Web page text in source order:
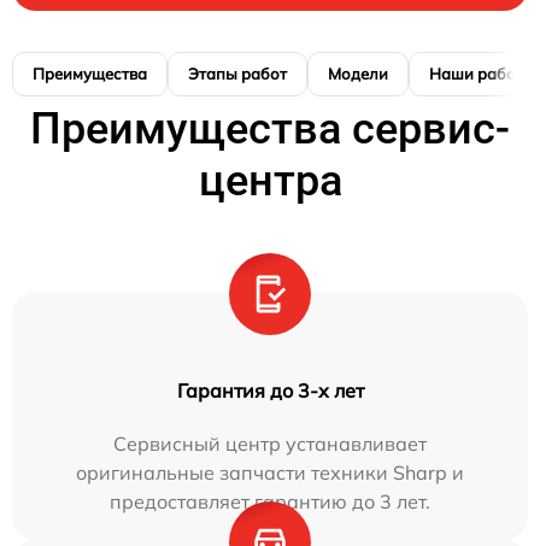
Преимущества Этапы работ Модели Наши работы
Преимущества сервис-
центра
Гарантия до 3-х лет
Сервисный центр устанавливает
оригинальные запчасти техники Sharp и
предоставляет гарантию до 3 лет.